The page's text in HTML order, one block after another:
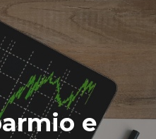
e